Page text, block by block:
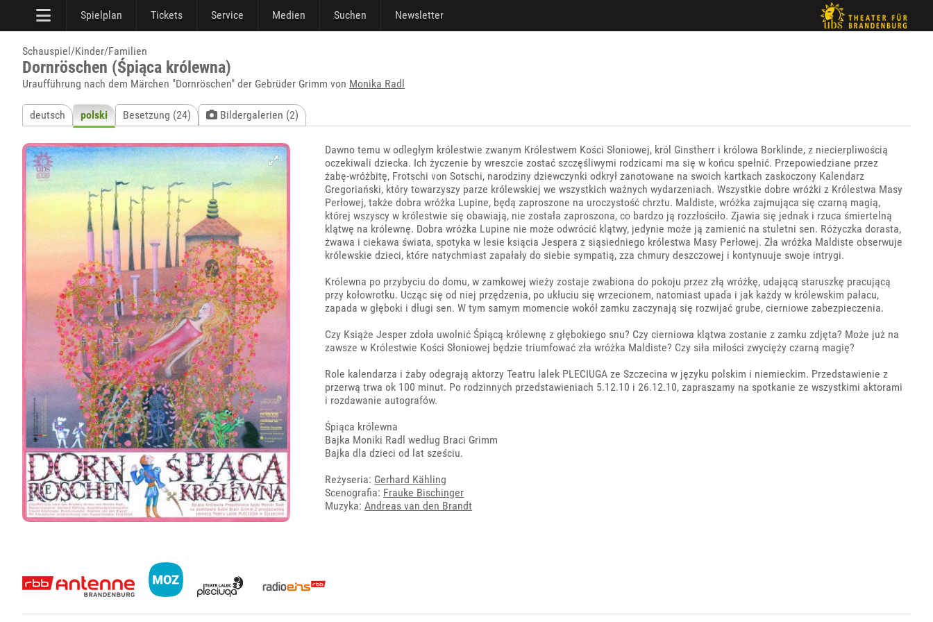
Spielplan Tickets Service Medien Suchen Newsletter
Schauspiel/Kinder/Familien
Dornröschen (Śpiąca królewna)
Uraufführung nach dem Märchen "Dornröschen" der Gebrüder Grimm von Monika Radl
deutsch polski Besetzung (24) Bildergalerien (2)
Dawno temu w odległym królestwie zwanym Królestwem Kości Słoniowej, król Ginstherr i królowa Borklinde, z niecierpliwością
oczekiwali dziecka. Ich życzenie by wreszcie zostać szczęśliwymi rodzicami ma się w końcu spełnić. Przepowiedziane przez
żabę-wróżbitę, Frotschi von Sotschi, narodziny dziewczynki odkrył zanotowane na swoich kartkach zaskoczony Kalendarz
Gregoriański, który towarzyszy parze królewskiej we wszystkich ważnych wydarzeniach. Wszystkie dobre wróżki z Królestwa Masy
Perłowej, także dobra wróżka Lupine, będą zaproszone na uroczystość chrztu. Maldiste, wróżka zajmująca się czarną magią,
której wszyscy w królestwie się obawiają, nie została zaproszona, co bardzo ją rozzłościło. Zjawia się jednak i rzuca śmiertelną
klątwę na królewnę. Dobra wróżka Lupine nie może odwrócić klątwy, jedynie może ją zamienić na stuletni sen. Różyczka dorasta,
żwawa i ciekawa świata, spotyka w lesie ksiącia Jespera z siąsiedniego królestwa Masy Perłowej. Zła wróżka Maldiste obserwuje
królewskie dzieci, które natychmiast zapałały do siebie sympatią, zza chmury deszczowej i kontynuuje swoje intrygi.
Królewna po przybyciu do domu, w zamkowej wieży zostaje zwabiona do pokoju przez złą wróżkę, udającą staruszkę pracującą
przy kołowrotku. Ucząc się od niej przędzenia, po ukłuciu się wrzecionem, natomiast upada i jak każdy w królewskim pałacu,
zapada w głęboki i długi sen. W tym samym momencie wokół zamku zaczynają się rozwijać grube, cierniowe zabezpieczenia.
Czy Książe Jesper zdoła uwolnić Śpiącą królewnę z głębokiego snu? Czy cierniowa klątwa zostanie z zamku zdjęta? Może już na
zawsze w Królestwie Kości Słoniowej będzie triumfować zła wróżka Maldiste? Czy siła miłości zwycięży czarną magię?
Role kalendarza i żaby odegrają aktorzy Teatru lalek PLECIUGA ze Szczecina w języku polskim i niemieckim. Przedstawienie z
przerwą trwa ok 100 minut. Po rodzinnych przedstawieniach 5.12.10 i 26.12.10, zapraszamy na spotkanie ze wszystkimi aktorami
i rozdawanie autografów.
Śpiąca królewna
Bajka Moniki Radl według Braci Grimm
Bajka dla dzieci od lat sześciu.
Reżyseria: Gerhard Kähling
Scenografia: Frauke Bischinger
Muzyka:Andreas van den Brandt